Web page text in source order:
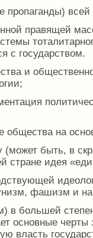
пропаганды)
правящей
с государством.
и
общества на
(может быть, в
идея
фашизм и
в большей
основные черты
власть